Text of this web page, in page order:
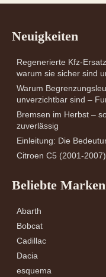
Neuigkeiten
Regenerierte Kfz-
warum sie sicher sind
Warum
unverzichtbar sind –
Bremsen im Herbst –
zuverlässig
Einleitung: Die
Citroen C5 (2001-
Beliebte Marken
Abarth
Bobcat
Cadillac
Dacia
esquema